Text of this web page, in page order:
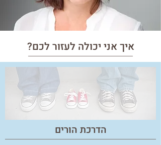
איך אני יכולה לעזור לכם?
הדרכת הורים